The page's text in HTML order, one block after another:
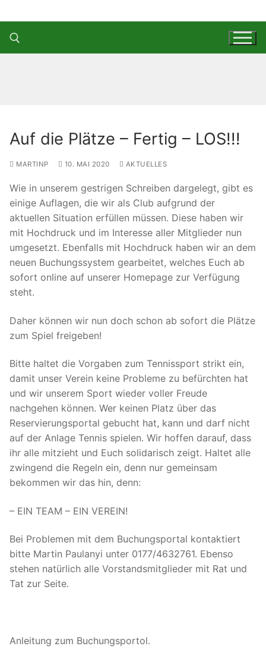
Inhalt
springen
Auf die Plätze – Fertig – LOS!!!
MARTINP 10. MAI 2020 AKTUELLES
Wie in unserem gestrigen Schreiben dargelegt, gibt es
einige Auflagen, die wir als Club aufgrund der
aktuellen Situation erfüllen müssen. Diese haben wir
mit Hochdruck und im Interesse aller Mitglieder nun
umgesetzt. Ebenfalls mit Hochdruck haben wir an dem
neuen Buchungssystem gearbeitet, welches Euch ab
sofort online auf unserer Homepage zur Verfügung
steht.
Daher können wir nun doch schon ab sofort die Plätze
zum Spiel freigeben!
Bitte haltet die Vorgaben zum Tennissport strikt ein,
damit unser Verein keine Probleme zu befürchten hat
und wir unserem Sport wieder voller Freude
nachgehen können. Wer keinen Platz über das
Reservierungsportal gebucht hat, kann und darf nicht
auf der Anlage Tennis spielen. Wir hoffen darauf, dass
ihr alle mitzieht und Euch solidarisch zeigt. Haltet alle
zwingend die Regeln ein, denn nur gemeinsam
bekommen wir das hin, denn:
– EIN TEAM – EIN VEREIN!
Bei Problemen mit dem Buchungsportal kontaktiert
bitte Martin Paulanyi unter 0177/4632761. Ebenso
stehen natürlich alle Vorstandsmitglieder mit Rat und
Tat zur Seite.
Anleitung zum Buchungsportol.